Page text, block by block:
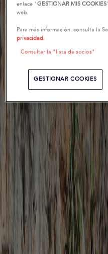
enlace "GESTIONAR MIS COOKIES
web.
Para más información, consulta la
privacidad.
Consultar la "lista de socios"
GESTIONAR COOKIES